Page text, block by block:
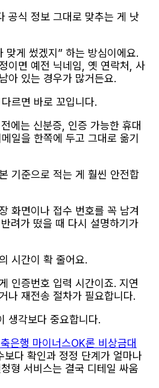
공식 정보 그대로 맞추는 게 낫
맞게 썼겠지” 하는 방심이에요.
이면 예전 닉네임, 옛 연락처, 사
아 있는 경우가 많거든요.
르면 바로 꼬입니다.
에는 신분증, 인증 가능한 휴대
일을 한쪽에 두고 그대로 옮기
기준으로 적는 게 훨씬 안전합
화면이나 접수 번호를 꼭 남겨
려가 떴을 때 다시 설명하기가
시간이 확 줄어요.
인증번호 입력 시간이죠. 지연
나 재전송 절차가 필요합니다.
생각보다 중요합니다.
은행 마이너스OK론 비상금대
보다 확인과 정정 단계가 얼마나
형 서비스는 결국 디테일 싸움